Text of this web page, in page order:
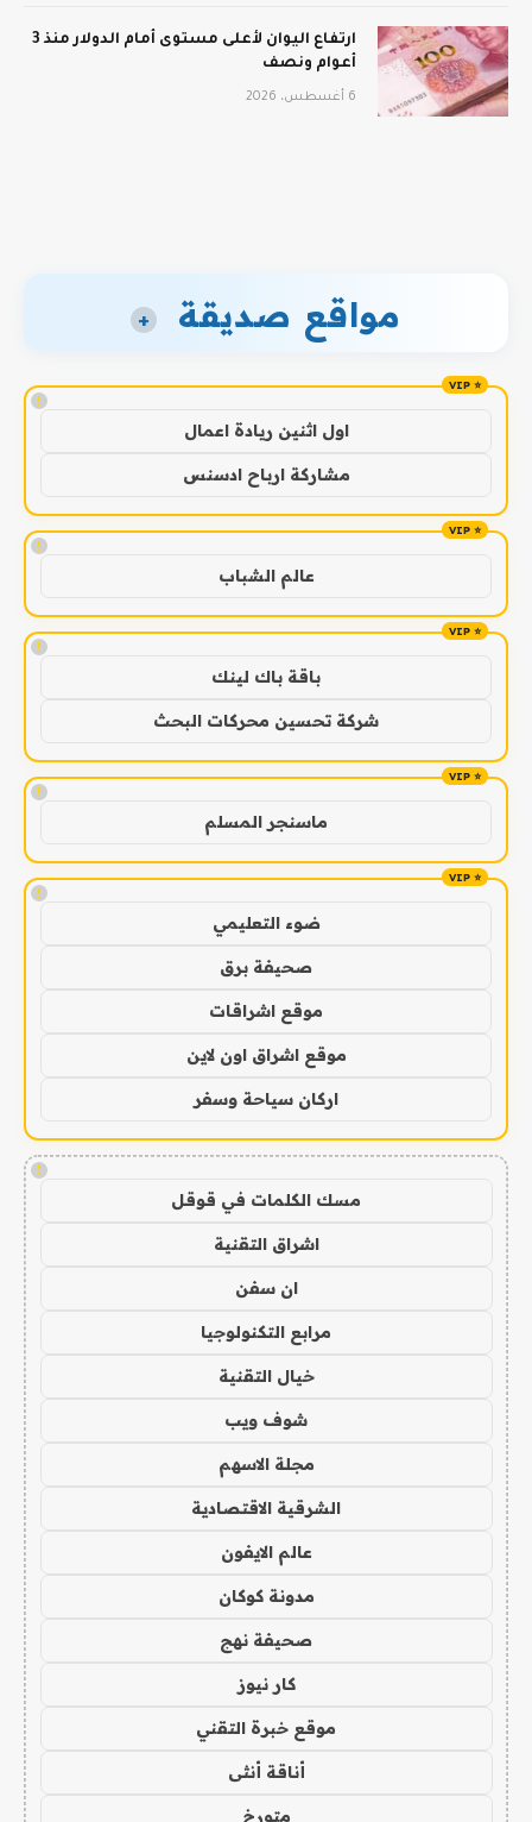
ارتفاع اليوان لأعلى مستوى أمام الدولار منذ 3
أعوام ونصف
6 أغسطس، 2026
مواقع صديقة +
!
اول اثنين ريادة اعمال
مشاركة ارباح ادسنس
!
عالم الشباب
!
باقة باك لينك
شركة تحسين محركات البحث
!
ماسنجر المسلم
!
ضوء التعليمي
صحيفة برق
موقع اشراقات
موقع اشراق اون لاين
اركان سياحة وسفر
!
مسك الكلمات في قوقل
اشراق التقنية
ان سفن
مرابع التكنولوجيا
خيال التقنية
شوف ويب
مجلة الاسهم
الشرقية الاقتصادية
عالم الايفون
مدونة كوكان
صحيفة نهج
كار نيوز
موقع خبرة التقني
أناقة أنثى
متورخ